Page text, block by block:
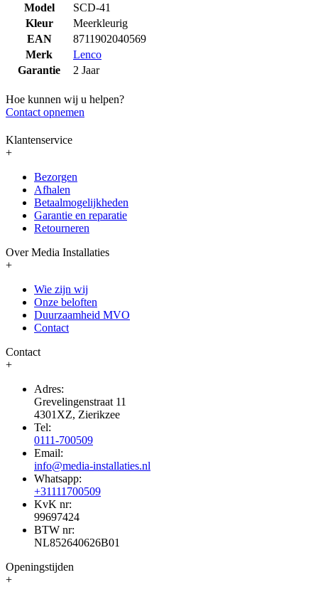
Model
SCD-41
Kleur
Meerkleurig
EAN
8711902040569
Merk
Lenco
Garantie
2 Jaar
Hoe kunnen wij u helpen?
Contact opnemen
Klantenservice
+
Bezorgen
Afhalen
Betaalmogelijkheden
Garantie en reparatie
Retourneren
Over Media Installaties
+
Wie zijn wij
Onze beloften
Duurzaamheid MVO
Contact
Contact
+
Adres:
Grevelingenstraat 11
4301XZ, Zierikzee
Tel:
0111-700509
Email:
info@media-installaties.nl
Whatsapp:
+31111700509
KvK nr:
99697424
BTW nr:
NL852640626B01
Openingstijden
+